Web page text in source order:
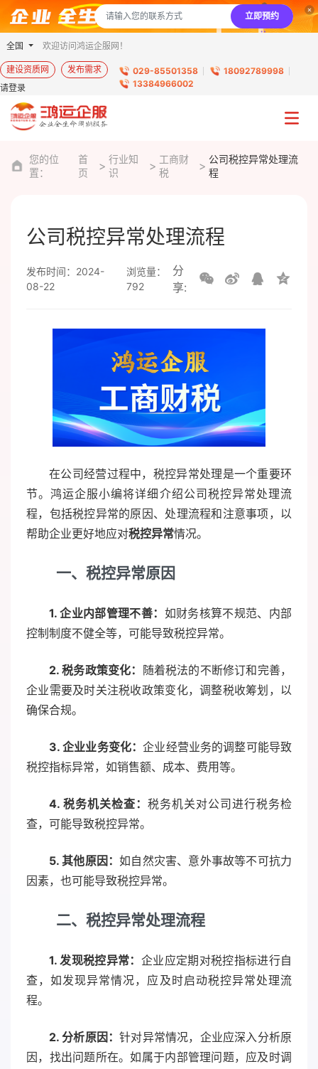
立即预约
全国 欢迎访问鸿运企服网！
建设资质网
发布需求
请登录
029-85501358
18092789998
13384966002
您的位
置：
首
页
行业知
识
工商财
税
公司税控异常处理流
程
公司税控异常处理流程
发布时间：2024-
08-22
浏览量：
792
分
享:
在公司经营过程中，税控异常处理是一个重要环
节。鸿运企服小编将详细介绍公司税控异常处理流
程，包括税控异常的原因、处理流程和注意事项，以
帮助企业更好地应对税控异常情况。
一、税控异常原因
1. 企业内部管理不善： 如财务核算不规范、内部
控制制度不健全等，可能导致税控异常。
2. 税务政策变化：
随着税法的不断修订和完善，
企业需要及时关注税收政策变化，调整税收筹划，以
确保合规。
3. 企业业务变化：企业经营业务的调整可能导致
税控指标异常，如销售额、成本、费用等。
4. 税务机关检查： 税务机关对公司进行税务检
查，可能导致税控异常。
5. 其他原因：如自然灾害、意外事故等不可抗力
因素，也可能导致税控异常。
二、税控异常处理流程
1. 发现税控异常： 企业应定期对税控指标进行自
查，如发现异常情况，应及时启动税控异常处理流
程。
2. 分析原因：针对异常情况，企业应深入分析原
因，找出问题所在。如属于内部管理问题，应及时调